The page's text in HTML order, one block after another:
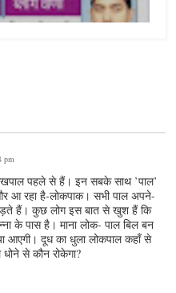
pm
पहले से हैं। इन सबके साथ ’पाल’
आ रहा है-लोकपाक। सभी पाल अपने-
हैं। कुछ लोग इस बात से खुश हैं कि
के पास है। माना लोक- पाल बिल बन
आएगी। दूध का धुला लोकपाल कहाँ से
से कौन रोकेगा?